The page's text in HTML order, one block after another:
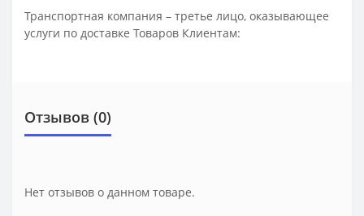
Транспортная компания – третье лицо, оказывающее
услуги по доставке Товаров Клиентам:
Отзывов (0)
Нет отзывов о данном товаре.